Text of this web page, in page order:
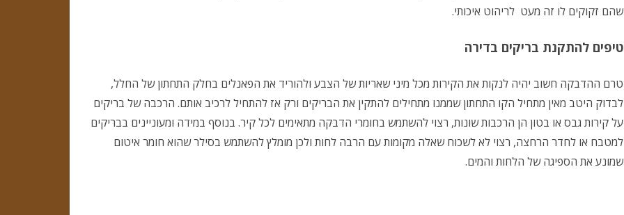
שהם זקוקים לו זה מעט לריהוט איכותי.
טיפים להתקנת בריקים בדירה
טרם ההדבקה חשוב יהיה לנקות את הקירות מכל מיני שאריות של הצבע ולהוריד את הפאנלים בחלק התחתון של החלל,
לבדוק היטב מאין מתחיל הקו התחתון שממנו מתחילים להתקין את הבריקים ורק אז להתחיל לרכיב אותם. הרכבה של בריקים
על קירות גבס או בטון הן הרכבות שונות, רצוי להשתמש בחומרי הדבקה מתאימים לכל קיר. בנוסף במידה ומעוניינים בבריקים
למטבח או לחדר הרחצה, רצוי לא לשכוח שאלה מקומות עם הרבה לחות ולכן מומלץ להשתמש בסילר שהוא חומר איטום
שמונע את הספיגה של הלחות והמים.